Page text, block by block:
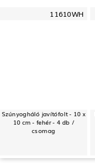
11610WH
Szúnyogháló javítófolt - 10 x
10 cm - fehér - 4 db /
csomag